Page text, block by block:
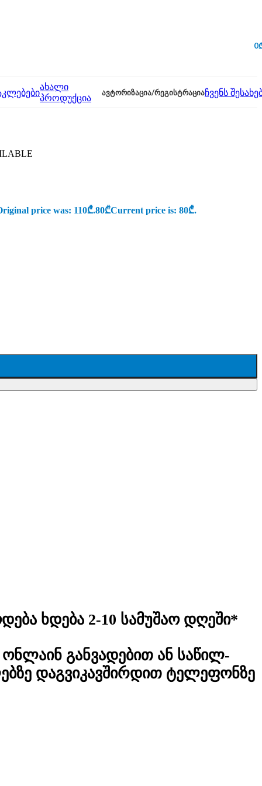
0
ახალი
პროდუქცია
ᲐᲕᲢᲝᲠᲘᲖᲐᲪᲘᲐ/ᲠᲔᲒᲘᲡᲢᲠᲐᲪᲘᲐჩვენს
price was: 110₾.80₾Current price is: 80₾.
ხდება 2-10 სამუშაო დღეში*
განვადებით ან საწილ-
დაგვიკავშირდით ტელეფონზე